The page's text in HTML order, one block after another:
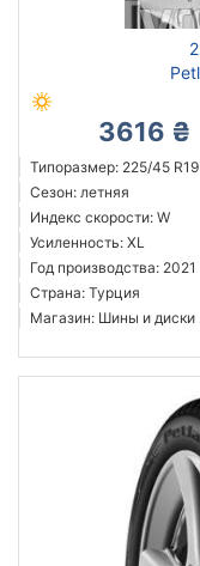
3616 ₴
Типоразмер: 225/45 R19
Сезон: летняя
Индекс скорости: W
Усиленность: XL
Год производства: 2021
Страна: Турция
Магазин: Шины и диски